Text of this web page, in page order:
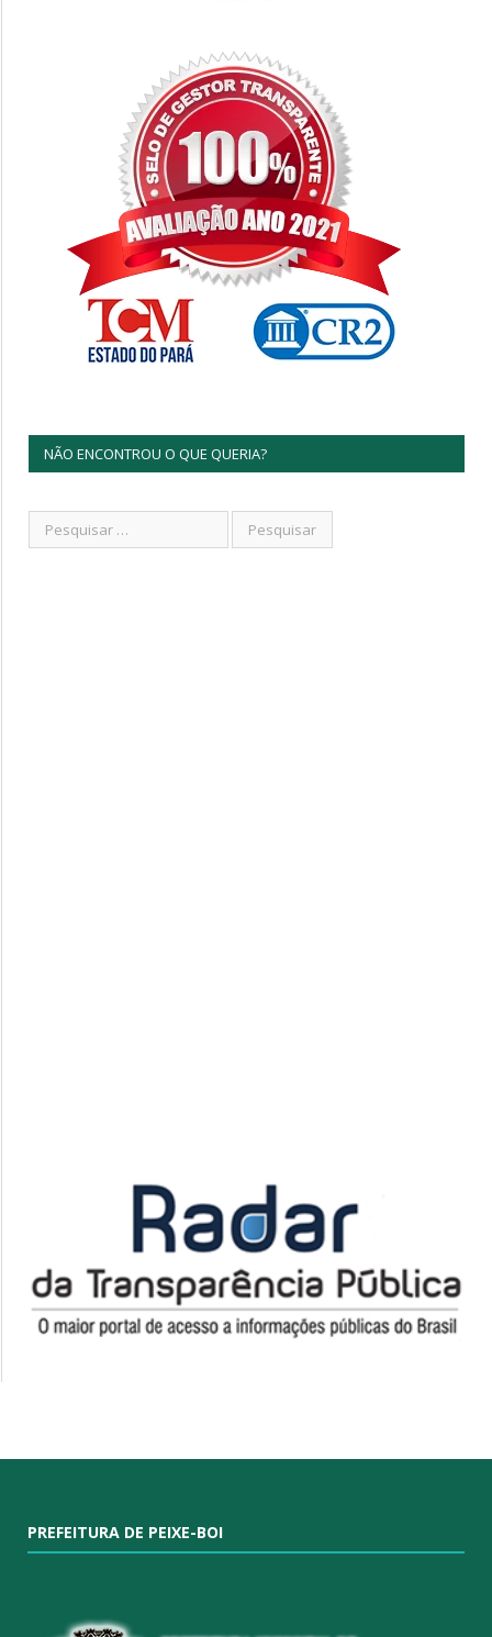
NÃO ENCONTROU O QUE QUERIA?
PREFEITURA DE PEIXE-BOI